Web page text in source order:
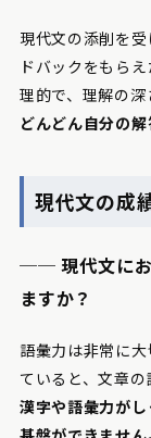
現代文の添削を
ドバックをもら
理的で、理解の深
どんどん自分の
現代文の成
── 現代文にお
ますか？
語彙力は非常に
ていると、文章の
漢字や語彙力が